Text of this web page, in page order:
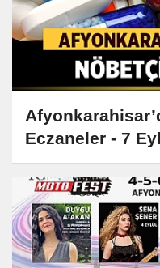
Eczaneler - 7